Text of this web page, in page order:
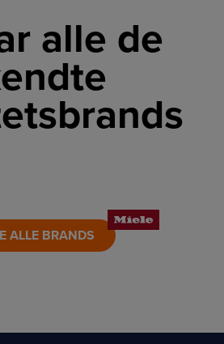
alle de
ALLE BRANDS